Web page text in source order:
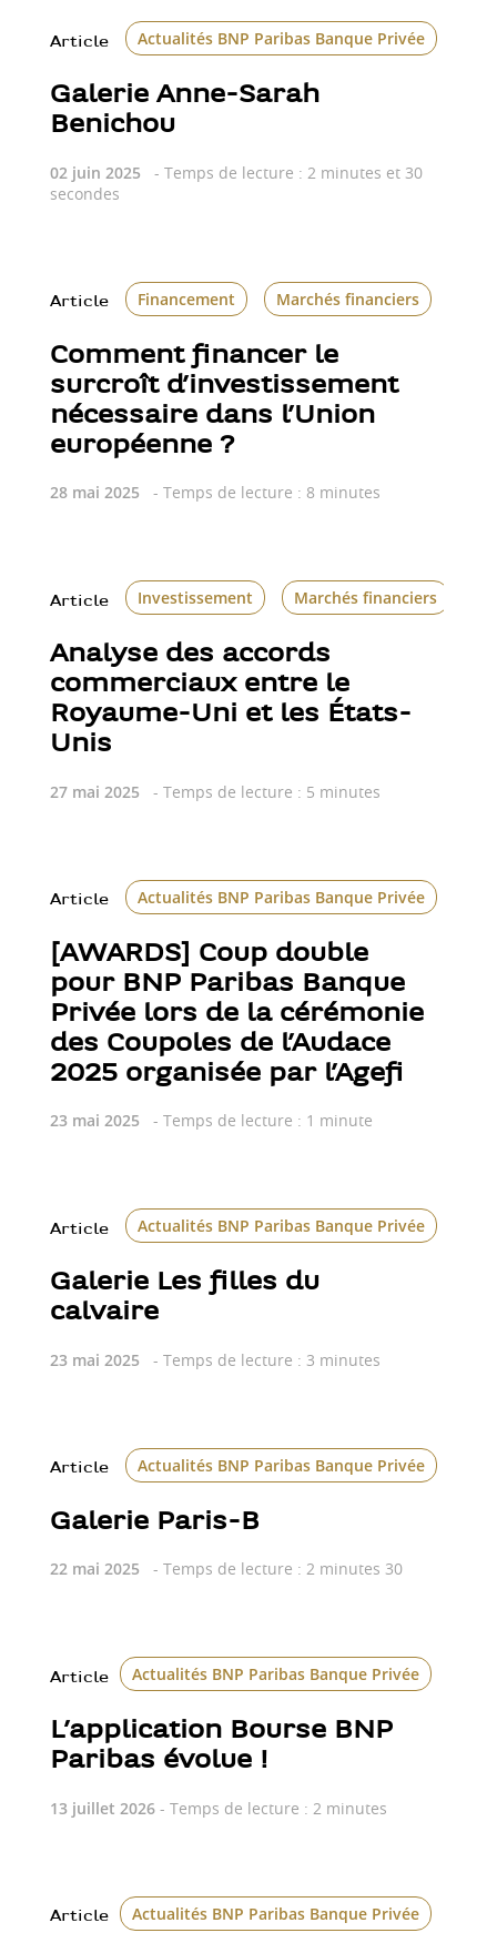
Article Actualités BNP Paribas Banque Privée
Galerie Anne-Sarah
Benichou
02 juin 2025
- Temps de lecture : 2 minutes et 30
secondes
Article Financement Marchés financiers
Comment financer le
surcroît d’investissement
nécessaire dans l’Union
européenne ?
28 mai 2025 - Temps de lecture : 8 minutes
Article Investissement Marchés financiers
Analyse des accords
commerciaux entre le
Royaume-Uni et les États-
Unis
27 mai 2025 - Temps de lecture : 5 minutes
Article Actualités BNP Paribas Banque Privée
[AWARDS] Coup double
pour BNP Paribas Banque
Privée lors de la cérémonie
des Coupoles de l’Audace
2025 organisée par l’Agefi
23 mai 2025 - Temps de lecture : 1 minute
Article Actualités BNP Paribas Banque Privée
Galerie Les filles du
calvaire
23 mai 2025 - Temps de lecture : 3 minutes
Article Actualités BNP Paribas Banque Privée
Galerie Paris-B
22 mai 2025 - Temps de lecture : 2 minutes 30
Article Actualités BNP Paribas Banque Privée
L’application Bourse BNP
Paribas évolue !
13 juillet 2026- Temps de lecture : 2 minutes
Article Actualités BNP Paribas Banque Privée